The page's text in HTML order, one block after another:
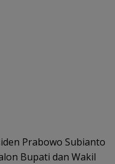
Prabowo Subianto
Bupati dan Wakil